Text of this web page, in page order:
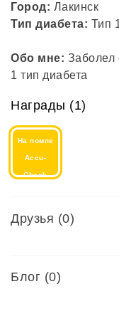
Город: Лакинск
Тип диабета: Тип
Обо мне: Заболел
1 тип диабета
Награды (1)
На помпе
Accu-
Check
Друзья (0)
Блог (0)